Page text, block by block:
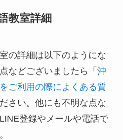
教室詳細
の詳細は以下のようにな
などございましたら「 沖
ご利用の際によくある質
さい。他にも不明な点な
登録やメールや電話で